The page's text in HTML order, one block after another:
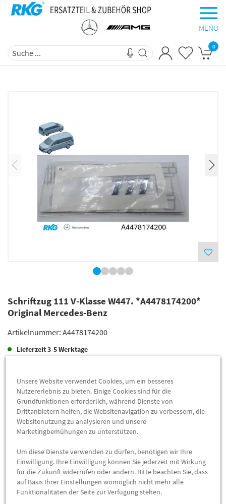
MENÜ
0
Schriftzug 111 V-Klasse W447. *A4478174200*
Original Mercedes-Benz
Artikelnummer: A4478174200
Lieferzeit3-5 Werktage
Preis inkl. 19%MwSt.
Versandkostenfrei
Abholung
Abholbar andiesen Standorten
-
Unsere Website verwendet Cookies, um ein besseres
Nutzererlebnis zu bieten. Einige Cookies sind für die
Grundfunktionen erforderlich, während Dienste von
Drittanbietern helfen, die Websitenavigation zu verbessern, die
Websitenutzung zu analysieren und unsere
Marketingbemühungen zu unterstützen.
Um diese Dienste verwenden zu dürfen, benötigen wir Ihre
Einwilligung. Ihre Einwilligung können Sie jederzeit mit Wirkung
für die Zukunft widerrufen oder ändern. Bitte beachten Sie, dass
auf Basis Ihrer Einstellungen womöglich nicht mehr alle
Funktionalitäten der Seite zur Verfügung stehen.